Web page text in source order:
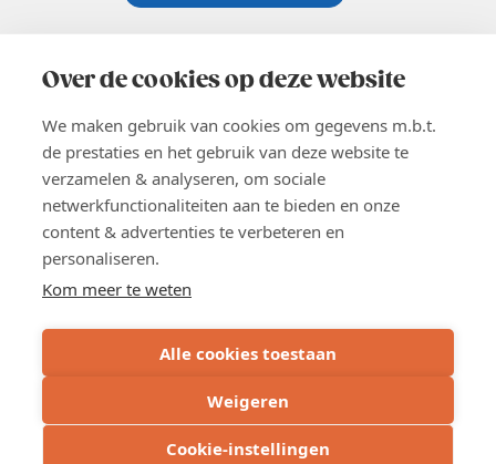
Over de cookies op deze website
We maken gebruik van cookies om gegevens m.b.t.
de prestaties en het gebruik van deze website te
verzamelen & analyseren, om sociale
netwerkfunctionaliteiten aan te bieden en onze
content & advertenties te verbeteren en
personaliseren.
Kom meer te weten
Alle cookies toestaan
Weigeren
Cookie-instellingen
02 229 81 11
EN
Word lid
Voka 2026
Privacyverklaring
Cookie verklaring
Cookie instellingen